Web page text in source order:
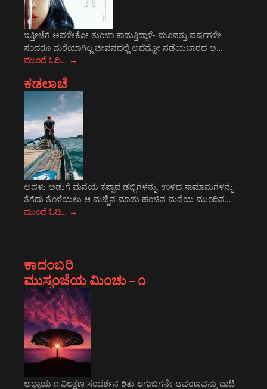
ಇತ್ತೀಚೆಗೆ ಅವಳೇಕೋ ತುಂಬಾ ಕಾಡುತ್ತಿದ್ದಾಳೆ- ಮೂವತ್ತು ವರ್ಷಗಳೇ
ಸಂದರೂ ಮರೆಯಾಗಿಲ್ಲ ಜೀವನದಲ್ಲಿ ಅದೆಷ್ಟೋ ನಡೆಯಬಾರದ ಅ…
ಮುಂದೆ ಓದಿ… →
ಕಡಲಾಚೆ
ಅವಳು ಅಡುಗೆ ಮನೆಯ ಕಪ್ಪಾದ ಡಬ್ಬಿಗಳನ್ನು, ಉಳಿದ ಸಾಮಾನುಗಳನ್ನು
ತೆಗೆದು ತೊಳೆಯಲು ಆ ಮಣ್ಣಿನ ಮಾಡು ಹಂಚಿನ ಮನೆಯ ಮುಂದಿನ…
ಮುಂದೆ ಓದಿ… →
ಕಾದಂಬರಿ
ಮುಸ್ಸಂಜೆಯ ಮಿಂಚು – ೧
ಅಧ್ಯಾಯ ೧ ವಿಲಕ್ಷಣ ಸಂದರ್ಶನ ರಿತು ಲಗುಬಗನೇ ಆವರಣವನ್ನು ದಾಟಿ